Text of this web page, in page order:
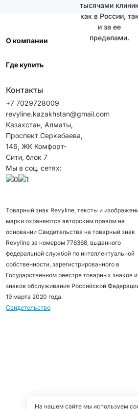
тысячами
как в России,
и за ее
пределами.
О компании
Где купить
Контакты
+7 7029728009
revyline.kazakhstan@gmail.com
Казахстан, Алматы,
Проспект Серкебаева,
146, ЖК Комфорт-
Сити, блок 7
Мы в соц. сетях:
Товарный знак Revyline, тексты и
марки охраняются авторским правом на
основании Свидетельства на товарный знак
Revyline за номером 776368, выданного
федеральной службой по интеллектуальной
собственности, зарегистрированного в
Государственном реестре товарных знаков и
знаков обслуживания Российской
19 марта 2020 года.
Свидетельство
На нашем сайте мы используем